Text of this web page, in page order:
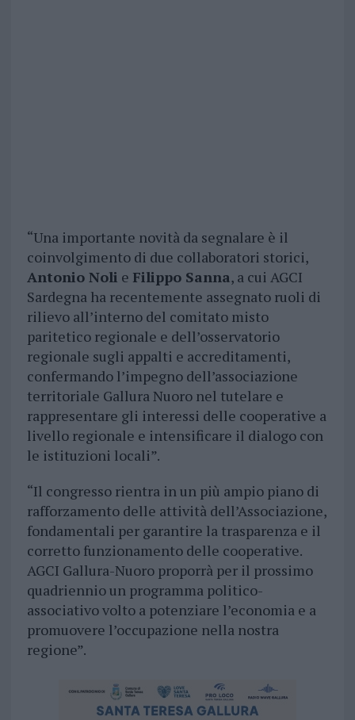
“Una importante novità da segnalare è il
coinvolgimento di due collaboratori storici,
Antonio Noli e Filippo Sanna, a cui AGCI
Sardegna ha recentemente assegnato ruoli di
rilievo all’interno del comitato misto
paritetico regionale e dell’osservatorio
regionale sugli appalti e accreditamenti,
confermando l’impegno dell’associazione
territoriale Gallura Nuoro nel tutelare e
rappresentare gli interessi delle cooperative a
livello regionale e intensificare il dialogo con
le istituzioni locali”.
“Il congresso rientra in un più ampio piano di
rafforzamento delle attività dell’Associazione,
fondamentali per garantire la trasparenza e il
corretto funzionamento delle cooperative.
AGCI Gallura-Nuoro proporrà per il prossimo
quadriennio un programma politico-
associativo volto a potenziare l’economia e a
promuovere l’occupazione nella nostra
regione”.